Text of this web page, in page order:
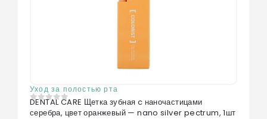
Уход за полостью рта
0из 5
DENTAL CARE Щетка зубная c наночастицами
серебра, цвет оранжевый — nano silver pectrum, 1шт